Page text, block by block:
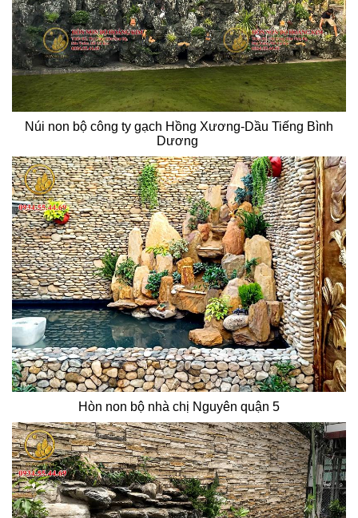
Núi non bộ công ty gạch Hồng Xương-Dầu Tiếng Bình
Dương
Hòn non bộ nhà chị Nguyên quận 5